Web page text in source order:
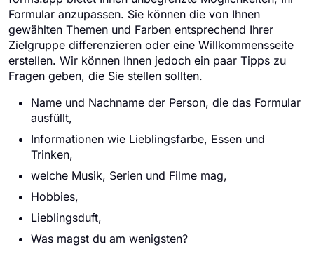
Formular anzupassen. Sie können die von Ihnen
gewählten Themen und Farben entsprechend Ihrer
Zielgruppe differenzieren oder eine Willkommensseite
erstellen. Wir können Ihnen jedoch ein paar Tipps zu
Fragen geben, die Sie stellen sollten.
Name und Nachname der Person, die das Formular
ausfüllt,
Informationen wie Lieblingsfarbe, Essen und
Trinken,
welche Musik, Serien und Filme mag,
Hobbies,
Lieblingsduft,
Was magst du am wenigsten?